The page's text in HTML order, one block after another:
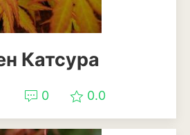
Катсура
0 0.0